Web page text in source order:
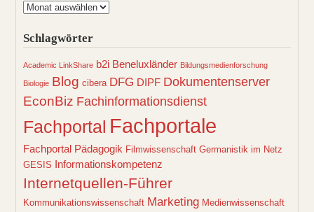
Archiv
Schlagwörter
Academic LinkShare b2i Beneluxländer Bildungsmedienforschung
Biologie Blog cibera DFG DIPF Dokumentenserver
EconBiz Fachinformationsdienst
Fachportal Fachportale
Fachportal Pädagogik Filmwissenschaft Germanistik im Netz
GESIS Informationskompetenz
Internetquellen-Führer
Kommunikationswissenschaft Marketing Medienwissenschaft